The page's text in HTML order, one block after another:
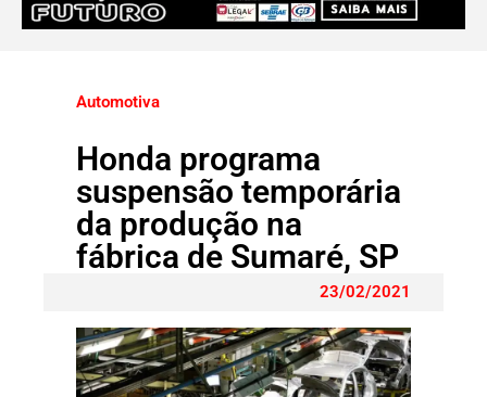
Automotiva
Honda programa
suspensão temporária
da produção na
fábrica de Sumaré, SP
23/02/2021